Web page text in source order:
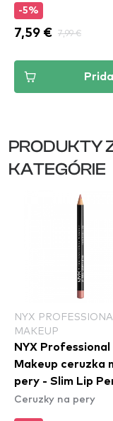
-5%
7,59 € 7,99 €
PRODUKTY
KATEGÓRIE
NYX
MAKEUP
NYX Professional
Makeup ceruzka
pery - Slim Lip
Nude Pink
Ceruzky na pery